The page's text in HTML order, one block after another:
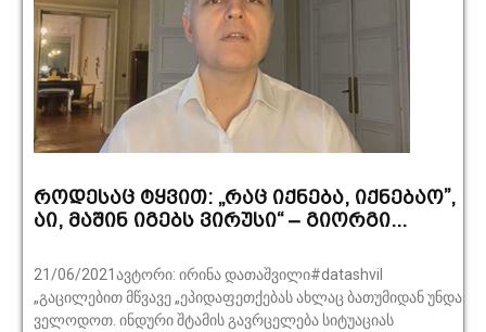
როდესაც ტყვით: „რაც იქნება, იქნებაო”,
აი, მაშინ იგებს ვირუსი“ – გიორგი...
21/06/2021ავტორი: ირინა დათაშვილი#datashvil
„გაცილებით მწვავე „ეპიდაფეთქებას ახლაც ბათუმიდან უნდა
ველოდოთ. ინდური შტამის გავრცელება სიტუაციას